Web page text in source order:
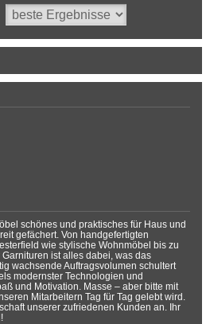
schönes und praktisches für Haus und
gefächert. Von handgefertigten
wie stylische Wohnmöbel bis zu
ist alles dabei, was das
wachsende Auftragsvolumen schultert
modernster Technologien und
und Motivation. Masse – aber bitte mit
Mitarbeitern Tag für Tag gelebt wird.
unserer zufriedenen Kunden an. Ihr